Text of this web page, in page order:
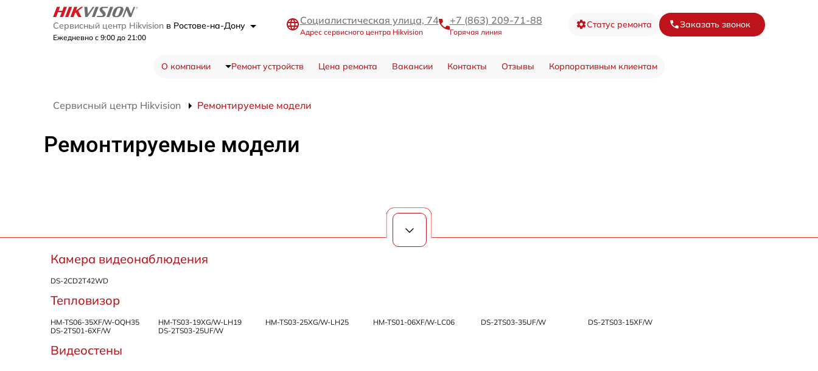
Сервисный центр Hikvision в Ростове-на-Дону
Ежедневно с 9:00 до 21:00
Социалистическая улица, 74
Адрес сервисного центра Hikvision
+7 (863) 209-71-88
Горячая линия
Статус ремонта Заказать звонок
О компании Ремонт устройств Цена ремонта Вакансии Контакты Отзывы Корпоративным клиентам
Сервисный центр Hikvision Ремонтируемые модели
Ремонтируемые модели
Камера видеонаблюдения
DS-2CD2T42WD
Тепловизор
HM-TS06-35XF/W-OQH35 HM-TS03-19XG/W-LH19 HM-TS03-25XG/W-LH25 HM-TS01-06XF/W-LC06 DS-2TS03-35UF/W
DS-2TS03-15XF/W
DS-2TS01-6XF/W
DS-2TS03-25UF/W
Видеостены